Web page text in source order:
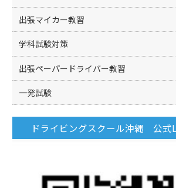
出張マイカー教習
学科試験対策
出張ペーパードライバー教習
一発試験
ドライビングスクール沖縄 公式